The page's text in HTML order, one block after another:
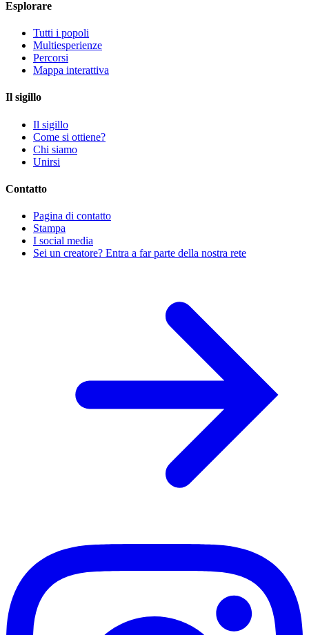
Esplorare
Tutti i popoli
Multiesperienze
Percorsi
Mappa interattiva
Il sigillo
Il sigillo
Come si ottiene?
Chi siamo
Unirsi
Contatto
Pagina di contatto
Stampa
I social media
Sei un creatore? Entra a far parte della nostra rete